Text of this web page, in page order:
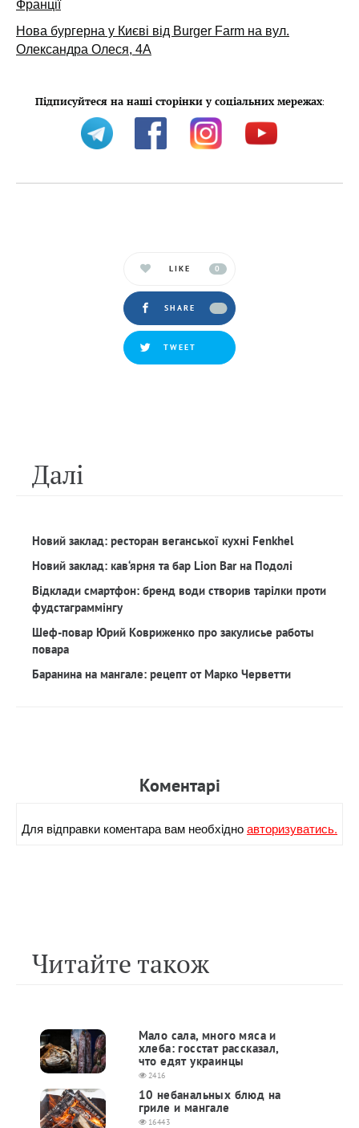
Франції
Нова бургерна у Києві від Burger Farm на вул.
Олександра Олеся, 4А
Підписуйтеся на наші сторінки у соціальних мережах:
LIKE 0
SHARE
TWEET
Далi
Новий заклад: ресторан веганської кухні Fenkhel
Новий заклад: кав‘ярня та бар Lion Bar на Подолі
Відклади смартфон: бренд води створив тарілки проти
фудстаграммінгу
Шеф-повар Юрий Ковриженко про закулисье работы
повара
Баранина на мангале: рецепт от Марко Черветти
Коментарi
Для вiдправки коментара вам необхiдноавторизуватись.
Читайте також
Мало сала, много мяса и
хлеба: госстат рассказал,
что едят украинцы
2416
10 небанальных блюд на
гриле и мангале
16443